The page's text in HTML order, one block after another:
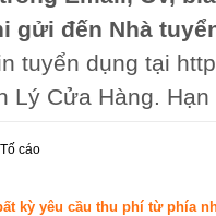
gửi đến Nhà
tuyển dụng tại
Lý Cửa Hàng.
Tố cáo
kỳ yêu cầu thu phí từ phía